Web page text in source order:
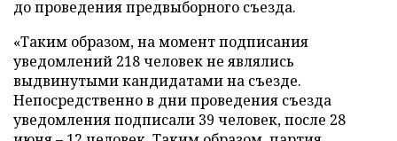
до проведения предвыборного съезда.
«Таким образом, на момент подписания
уведомлений 218 человек не являлись
выдвинутыми кандидатами на съезде.
Непосредственно в дни проведения съезда
уведомления подписали 39 человек, после 28